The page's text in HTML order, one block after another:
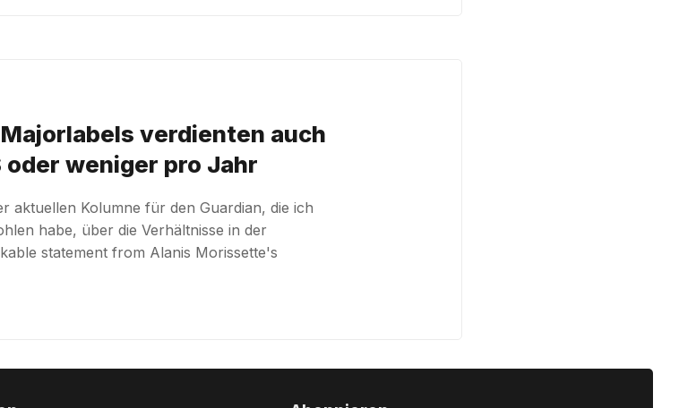
verdienten auch
weniger pro Jahr
aktuellen Kolumne für den Guardian, die ich
habe, über die Verhältnisse in der
statement from Alanis Morissette's